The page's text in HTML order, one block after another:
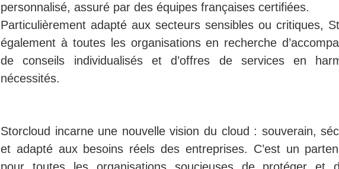
personnalisé, assuré par des équipes françaises certifiées.
Particulièrement adapté aux secteurs sensibles ou critiques,
également à toutes les organisations en recherche
de conseils individualisés et d’offres de services en
nécessités.
Storcloud incarne une nouvelle vision du cloud : souverain,
et adapté aux besoins réels des entreprises. C’est un